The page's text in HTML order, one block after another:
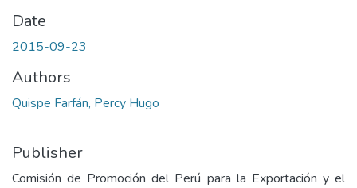
Date
2015-09-23
Authors
Quispe Farfán, Percy Hugo
Publisher
Comisión de Promoción del Perú para la Exportación y el